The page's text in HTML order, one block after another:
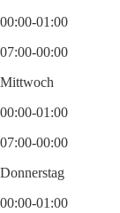
00:00-01:00
07:00-00:00
Mittwoch
00:00-01:00
07:00-00:00
Donnerstag
00:00-01:00